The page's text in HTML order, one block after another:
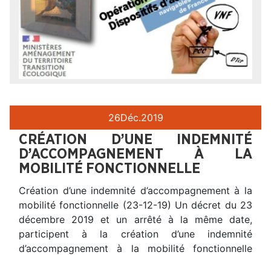
26Déc.2019
CRÉATION D’UNE INDEMNITÉ
D’ACCOMPAGNEMENT À LA
MOBILITÉ FONCTIONNELLE
Création d’une indemnité d’accompagnement à la
mobilité fonctionnelle (23-12-19) Un décret du 23
décembre 2019 et un arrêté à la même date,
participent à la création d’une indemnité
d’accompagnement à la mobilité fonctionnelle